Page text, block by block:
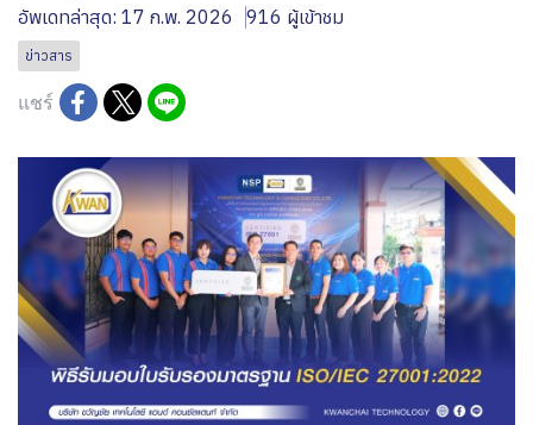
อัพเดทล่าสุด: 17 ก.พ. 2026 916 ผู้เข้าชม
ข่าวสาร
แชร์